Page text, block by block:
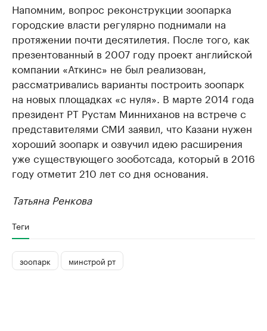
Напомним, вопрос реконструкции зоопарка
городские власти регулярно поднимали на
протяжении почти десятилетия. После того, как
презентованный в 2007 году проект английской
компании «Аткинс» не был реализован,
рассматривались варианты построить зоопарк
на новых площадках «с нуля». В марте 2014 года
президент РТ Рустам Минниханов на встрече с
представителями СМИ заявил, что Казани нужен
хороший зоопарк и озвучил идею расширения
уже существующего зооботсада, который в 2016
году отметит 210 лет со дня основания.
Татьяна Ренкова
Теги
зоопарк минстрой рт